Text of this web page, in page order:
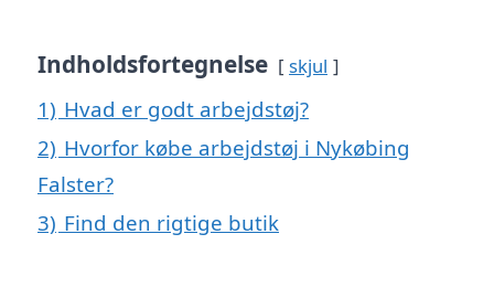
Indholdsfortegnelse skjul
1) Hvad er godt arbejdstøj?
2) Hvorfor købe arbejdstøj i Nykøbing
Falster?
3) Find den rigtige butik